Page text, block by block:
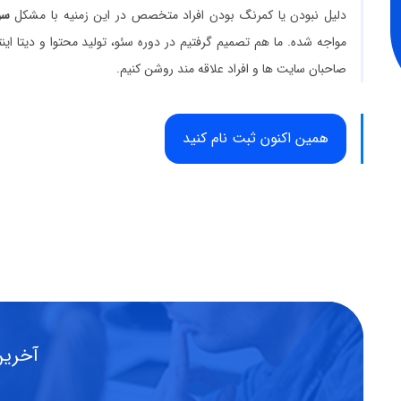
دلیل نبودن یا کمرنگ بودن افراد متخصص در این زمنیه با مشکل
مواجه شده. ما هم تصمیم گرفتیم در دوره سئو، تولید محتوا و دیتا
صاحبان سایت ها و افراد علاقه مند روشن کنیم.
همین اکنون ثبت نام کنید